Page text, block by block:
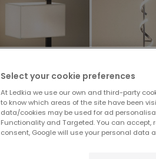
Select your cookie preferences
At Ledkia we use our own and third-party
to know which areas of the site have been
data/cookies may be used for ad
Functionality and Targeted. You can accept,
consent, Google will use your personal data